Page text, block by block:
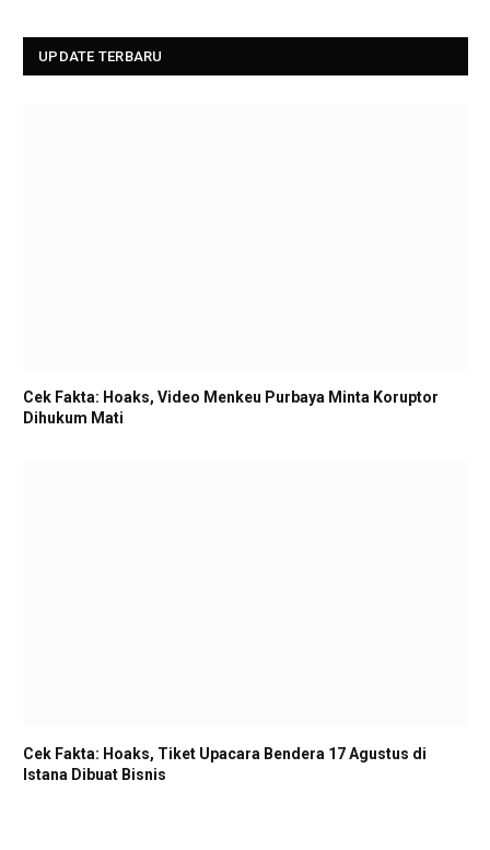
UPDATE TERBARU
Cek Fakta: Hoaks, Video Menkeu Purbaya Minta Koruptor
Dihukum Mati
Cek Fakta: Hoaks, Tiket Upacara Bendera 17 Agustus di
Istana Dibuat Bisnis